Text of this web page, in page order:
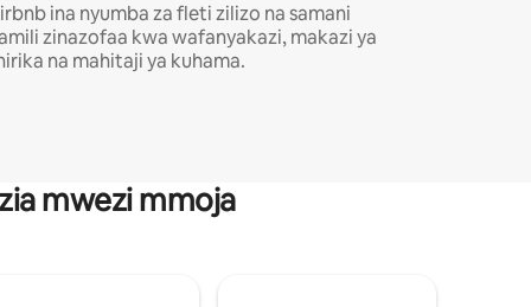
ina nyumba za fleti zilizo na samani
zinazofaa kwa wafanyakazi, makazi ya
na mahitaji ya kuhama.
mwezi mmoja